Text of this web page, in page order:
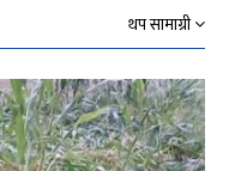
थप सामाग्री